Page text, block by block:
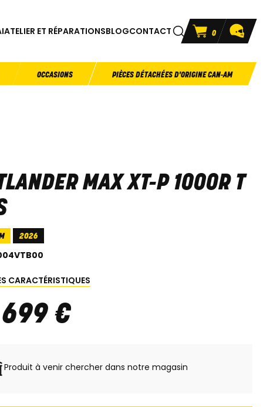
ATELIER ET RÉPARATIONSBLOGCONTACT 0
OCCASIONS PIÈCES DÉTACHÉES D'ORIGINE CAN-AM
MAX XT-P 1000R T
2026
CARACTÉRISTIQUES
€
Produit à venir chercher dans notre magasin